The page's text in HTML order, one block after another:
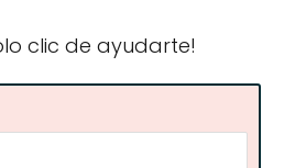
clic de ayudarte!